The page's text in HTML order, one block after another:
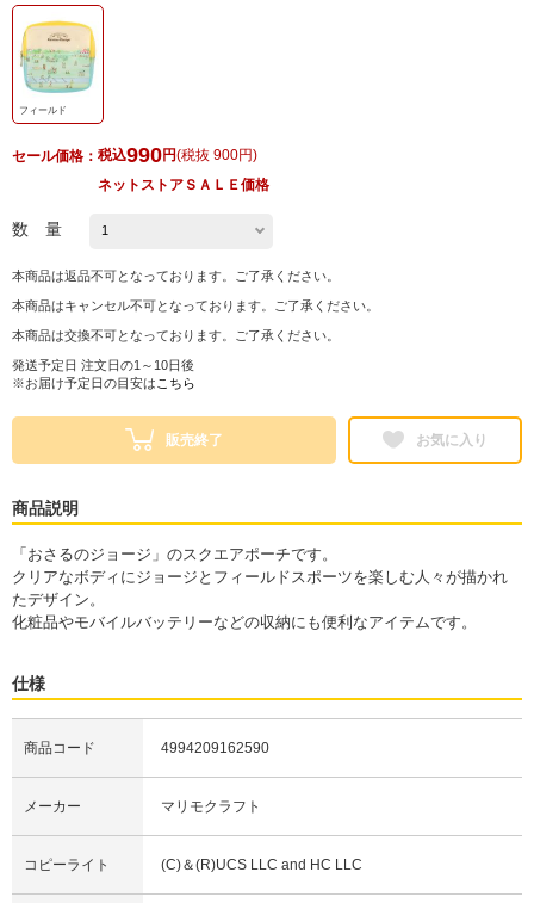
フィールド
セール価格： 税込990円(税抜 900円)
ネットストアＳＡＬＥ価格
数 量
本商品は返品不可となっております。ご了承ください。
本商品はキャンセル不可となっております。ご了承ください。
本商品は交換不可となっております。ご了承ください。
発送予定日 注文日の1～10日後
※お届け予定日の目安は こちら
販売終了 お気に入り
商品説明
「おさるのジョージ」のスクエアポーチです。
クリアなボディにジョージとフィールドスポーツを楽しむ人々が描かれ
たデザイン。
化粧品やモバイルバッテリーなどの収納にも便利なアイテムです。
仕様
商品コード 4994209162590
メーカー マリモクラフト
コピーライト (C)＆(R)UCS LLC and HC LLC